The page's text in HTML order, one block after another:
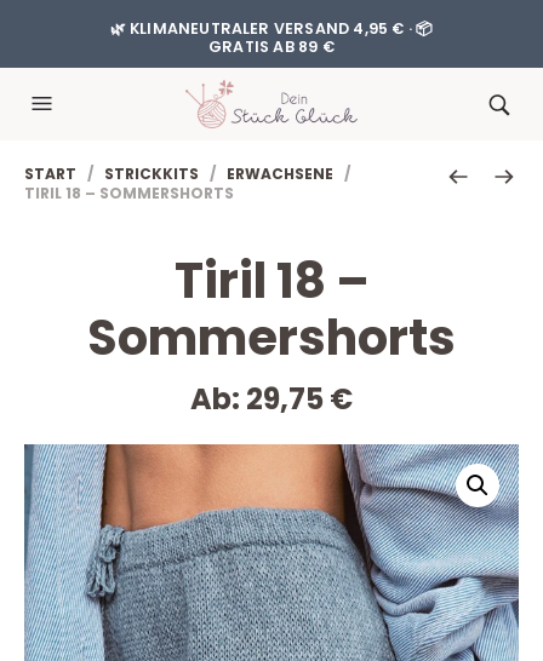
🌿 KLIMANEUTRALER VERSAND 4,95 € · 📦
GRATIS AB 89 €
START / STRICKKITS / ERWACHSENE /
TIRIL 18 – SOMMERSHORTS
Tiril 18 –
Sommershorts
Ab: 29,75€